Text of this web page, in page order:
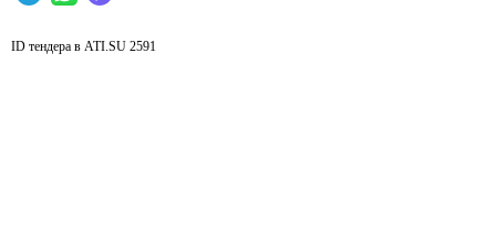
ID тендера в ATI.SU 2591